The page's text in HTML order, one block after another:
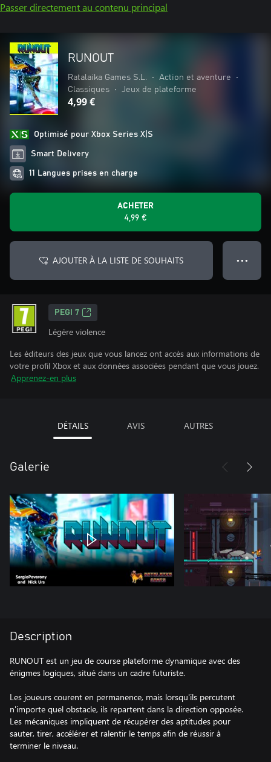
Passer directement au contenu principal
RUNOUT
Ratalaika Games S.L. • Action et aventure
•
Classiques
• Jeux de plateforme
4,99 €
Optimisé pour Xbox Series X|S
Smart Delivery
11 Langues prises en charge
ACHETER
4,99 €
AJOUTER À LA LISTE DE SOUHAITS ● ● ●
PEGI 7
Légère violence
Les éditeurs des jeux que vous lancez ont accès aux informations de
votre profil Xbox et aux données associées pendant que vous jouez.
Apprenez-en plus
DÉTAILS AVIS AUTRES
Galerie
Description
RUNOUT est un jeu de course plateforme dynamique avec des
énigmes logiques, situé dans un cadre futuriste.
Les joueurs courent en permanence, mais lorsqu'ils percutent
n'importe quel obstacle, ils repartent dans la direction opposée.
Les mécaniques impliquent de récupérer des aptitudes pour
sauter, tirer, accélérer et ralentir le temps afin de réussir à
terminer le niveau.